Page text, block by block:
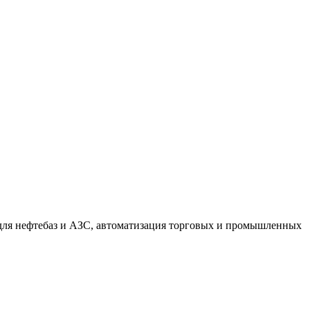
нефтебаз и АЗС, автоматизация торговых и промышленных